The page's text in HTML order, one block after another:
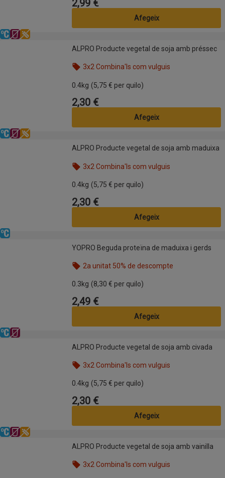
Preu
2,99 €
Afegeix
ALPRO Producte vegetal de soja amb préssec
Refrigerat
Sense lactosa
Sense gluten
ALPRO Producte vegetal de soja amb préssec
3x2 Combina'ls com vulguis
0.4kg (5,75 € per quilo)
Preu
2,30 €
Afegeix
ALPRO Producte vegetal de soja amb maduixa
Refrigerat
Sense lactosa
Sense gluten
ALPRO Producte vegetal de soja amb maduixa
3x2 Combina'ls com vulguis
0.4kg (5,75 € per quilo)
Preu
2,30 €
Afegeix
YOPRO Beguda proteïna de maduixa i gerds
Refrigerat
YOPRO Beguda proteïna de maduixa i gerds
2a unitat 50% de descompte
0.3kg (8,30 € per quilo)
Preu
2,49 €
Afegeix
ALPRO Producte vegetal de soja amb civada
Refrigerat
Sense lactosa
ALPRO Producte vegetal de soja amb civada
3x2 Combina'ls com vulguis
0.4kg (5,75 € per quilo)
Preu
2,30 €
Afegeix
ALPRO Producte vegetal de soja amb vainilla
Refrigerat
Sense lactosa
Sense gluten
ALPRO Producte vegetal de soja amb vainilla
3x2 Combina'ls com vulguis